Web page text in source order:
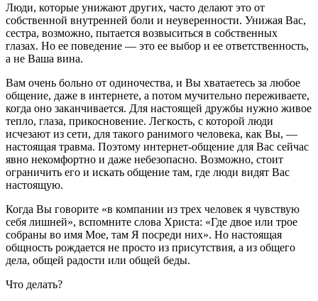
Люди, которые унижают других, часто делают это от
собственной внутренней боли и неуверенности. Унижая Вас,
сестра, возможно, пытается возвыситься в собственных
глазах. Но ее поведение — это ее выбор и ее ответственность,
а не Ваша вина.
Вам очень больно от одиночества, и Вы хватаетесь за любое
общение, даже в интернете, а потом мучительно переживаете,
когда оно заканчивается. Для настоящей дружбы нужно живое
тепло, глаза, прикосновение. Легкость, с которой люди
исчезают из сети, для такого ранимого человека, как Вы, —
настоящая травма. Поэтому интернет-общение для Вас сейчас
явно некомфортно и даже небезопасно. Возможно, стоит
ограничить его и искать общение там, где люди видят Вас
настоящую.
Когда Вы говорите «в компании из трех человек я чувствую
себя лишней», вспомните слова Христа: «Где двое или трое
собраны во имя Мое, там Я посреди них». Но настоящая
общность рождается не просто из присутствия, а из общего
дела, общей радости или общей беды.
Что делать?